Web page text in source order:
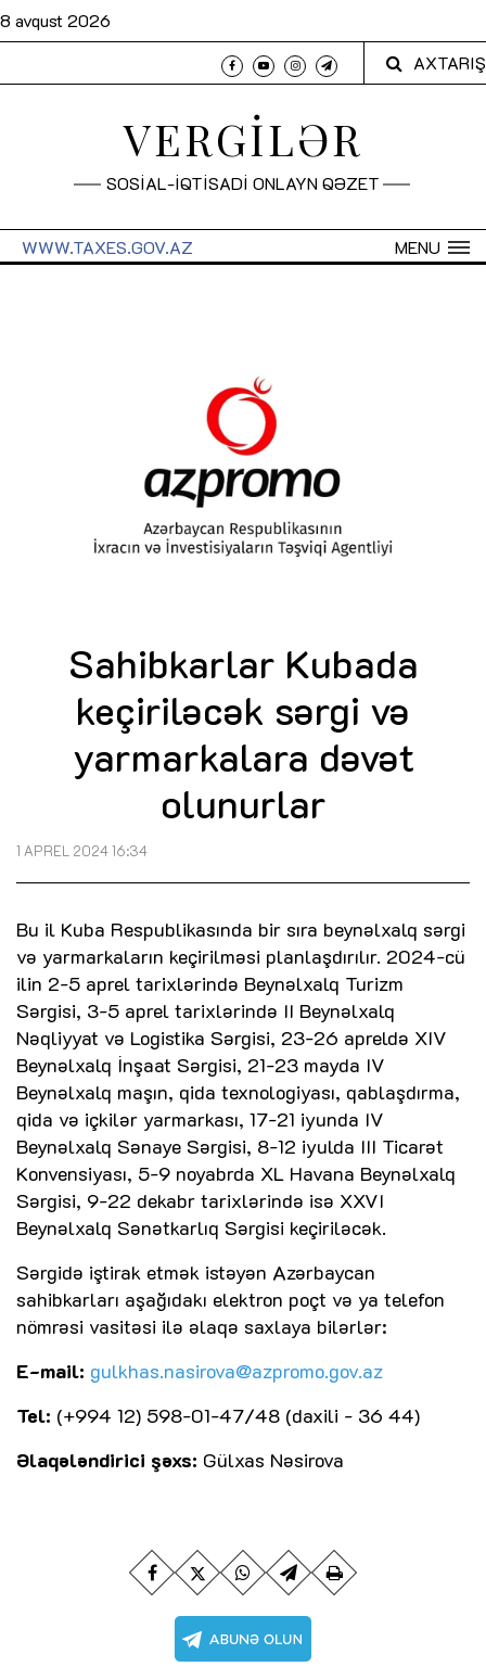
8 avqust 2026
AXTARIŞ
VERGİLƏR
SOSİAL-İQTİSADİ ONLAYN QƏZET
MENU
WWW.TAXES.GOV.AZ
Sahibkarlar Kubada
keçiriləcək sərgi və
yarmarkalara dəvət
olunurlar
1 APREL 2024 16:34
Bu il Kuba Respublikasında bir sıra beynəlxalq sərgi
və yarmarkaların keçirilməsi planlaşdırılır. 2024-cü
ilin 2-5 aprel tarixlərində Beynəlxalq Turizm
Sərgisi, 3-5 aprel tarixlərində II Beynəlxalq
Nəqliyyat və Logistika Sərgisi, 23-26 apreldə XIV
Beynəlxalq İnşaat Sərgisi, 21-23 mayda IV
Beynəlxalq maşın, qida texnologiyası, qablaşdırma,
qida və içkilər yarmarkası, 17-21 iyunda IV
Beynəlxalq Sənaye Sərgisi, 8-12 iyulda III Ticarət
Konvensiyası, 5-9 noyabrda XL Havana Beynəlxalq
Sərgisi, 9-22 dekabr tarixlərində isə XXVI
Beynəlxalq Sənətkarlıq Sərgisi keçiriləcək.
Sərgidə iştirak etmək istəyən Azərbaycan
sahibkarları aşağıdakı elektron poçt və ya telefon
nömrəsi vasitəsi ilə əlaqə saxlaya bilərlər:
E-mail: gulkhas.nasirova@azpromo.gov.az
Tel: (+994 12) 598-01-47/48 (daxili - 36 44)
Əlaqələndirici şəxs: Gülxas Nəsirova